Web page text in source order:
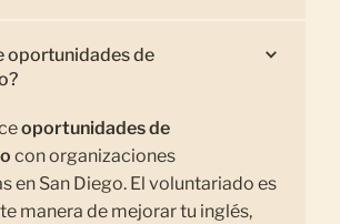
oportunidades de
oportunidades de
con organizaciones
en San Diego. El voluntariado es
manera de mejorar tu inglés,